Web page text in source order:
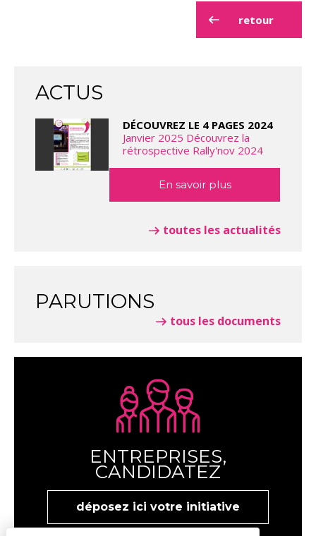
retour
ACTUS
DÉCOUVREZ LE 4 PAGES 2024
Janvier 2025 Découvrez la
rétrospective Rally'nov 2024
En savoir plus
toutes les actualités
PARUTIONS
tous les documents
ENTREPRISES,
CANDIDATEZ
déposez ici votre initiative